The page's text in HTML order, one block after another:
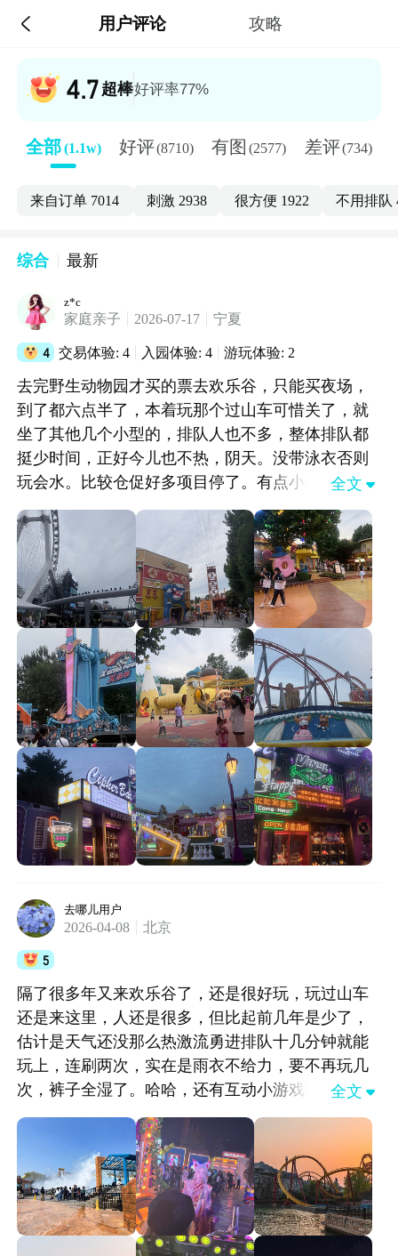
 用户评论 攻略
4.7 超棒好评率77%
全部(1.1w) 好评(8710) 有图 (2577) 差评(734)
来自订单 7014 刺激 2938 很方便 1922 不用排队
综合 最新
z*c
家庭亲子 2026-07-17 宁夏
4 交易体验: 4 入园体验: 4 游玩体验: 2
去完野生动物园才买的票去欢乐谷，只能买夜场，
到了都六点半了，本着玩那个过山车可惜关了，就
坐了其他几个小型的，排队人也不多，整体排队都
挺少时间，正好今儿也不热，阴天。没带泳衣否则
玩会水。比较仓促好多项目停了。有点小遗憾。也
有花车表演就是很短时间演员也很少，不过也不
错，挺有氛围。
全文 
去哪儿用户
2026-04-08 北京
5
隔了很多年又来欢乐谷了，还是很好玩，玩过山车
还是来这里，人还是很多，但比起前几年是少了，
估计是天气还没那么热激流勇进排队十几分钟就能
玩上，连刷两次，实在是雨衣不给力，要不再玩几
次，裤子全湿了。哈哈，还有互动小游戏赚钱，孩
子们玩的很开心。晚上还有国潮花车，好多的帅哥
全文 